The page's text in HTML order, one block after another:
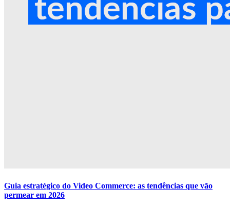
Guia estratégico do Video Commerce: as tendências que vão
permear em 2026